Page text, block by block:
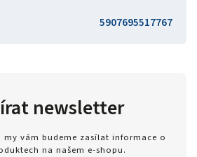
5907695517767
newsletter
my vám budeme zasílat informace o
na našem e-shopu.